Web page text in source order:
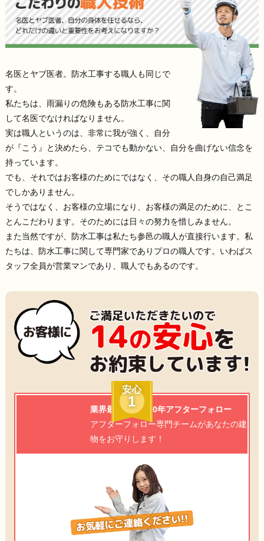
名医とヤブ医者。防水工事する職人も同じで
す。
私たちは、雨漏りの危険もある防水工事に関
して名医でなければなりません。
実は職人というのは、非常に我が強く、自分
が『こう』と決めたら、テコでも動かない、自分を曲げない信念を
持っています。
でも、それではお客様のためにではなく、その職人自身の自己満足
でしかありません。
そうではなく、お客様の立場になり、お客様の満足のために、とこ
とんこだわります。そのためには日々の努力を惜しみません。
また当然ですが、防水工事は私たち参邑の職人が直接行います。私
たちは、防水工事に関して専門家でありプロの職人です。いわばス
タッフ全員が営業マンであり、職人でもあるのです。
安心
1
業界最高水準の20年アフターフォロー
アフターフォロー専門チームがあなたの建
物をお守りします！